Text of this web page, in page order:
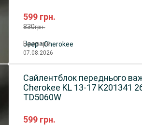
599 грн.
830грн.
Jeep • Cherokee
Бровари
07.08.2026
599 грн.
Сайлентблок переднього
Cherokee KL 13-17 K201341
TD5060W